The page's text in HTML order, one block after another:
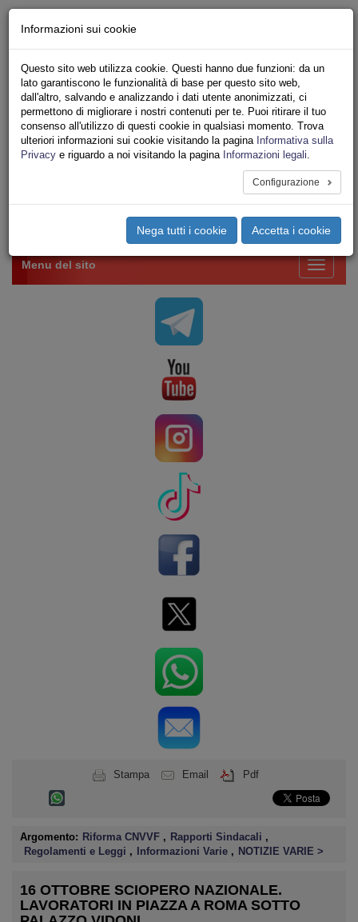
Iscriviti Online
Ricerca
Area Stampa
Privacy
VV.F.
UNIONE SINDACALE DI BASE SETTORE VIGILI
Toggle
Menu del sito
Stampa Email Pdf
Argomento: Riforma CNVVF , Rapporti Sindacali ,
Regolamenti e Leggi , Informazioni Varie , NOTIZIE VARIE >
16 OTTOBRE SCIOPERO NAZIONALE.
LAVORATORI IN PIAZZA A ROMA SOTTO
Informazioni sui cookie
Questo sito web utilizza cookie. Questi hanno due funzioni: da un
lato garantiscono le funzionalità di base per questo sito web,
dall'altro, salvando e analizzando i dati utente anonimizzati, ci
permettono di migliorare i nostri contenuti per te. Puoi ritirare il tuo
consenso all'utilizzo di questi cookie in qualsiasi momento. Trova
ulteriori informazioni sui cookie visitando la pagina Informativa sulla
Privacy e riguardo a noi visitando la pagina Informazioni legali.
Configurazione
Nega tutti i cookie Accetta i cookie